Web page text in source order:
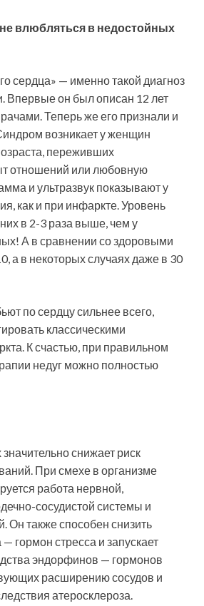
влюбляться в недостойных
сердца» — именно такой диагноз
Впервые он был описан 12 лет
Теперь же его признали и
возникает у женщин
переживших
отношений или любовную
и ультразвук показывают у
как и при инфаркте. Уровень
в 2-3 раза выше, чем у
А в сравнении со здоровыми
а в некоторых случаях даже в 30
по сердцу сильнее всего,
классическими
К счастью, при правильном
недуг можно полностью
снижает риск
При смехе в организме
работа нервной,
сосудистой системы и
Он также способен снизить
гормон стресса и запускает
эндорфинов — гормонов
расширению сосудов и
атеросклероза.